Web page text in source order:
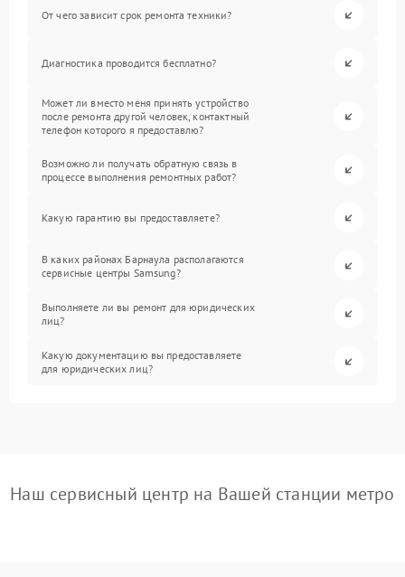
От чего зависит срок ремонта техники?
Диагностика проводится бесплатно?
Может ли вместо меня принять устройство
после ремонта другой человек, контактный
телефон которого я предоставлю?
Возможно ли получать обратную связь в
процессе выполнения ремонтных работ?
Какую гарантию вы предоставляете?
В каких районах Барнаула располагаются
сервисные центры Samsung?
Выполняете ли вы ремонт для юридических
лиц?
Какую документацию вы предоставляете
для юридических лиц?
Наш сервисный центр на Вашей станции метро